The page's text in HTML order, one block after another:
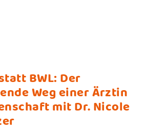
BWL: Der
Weg einer Ärztin
mit Dr. Nicole